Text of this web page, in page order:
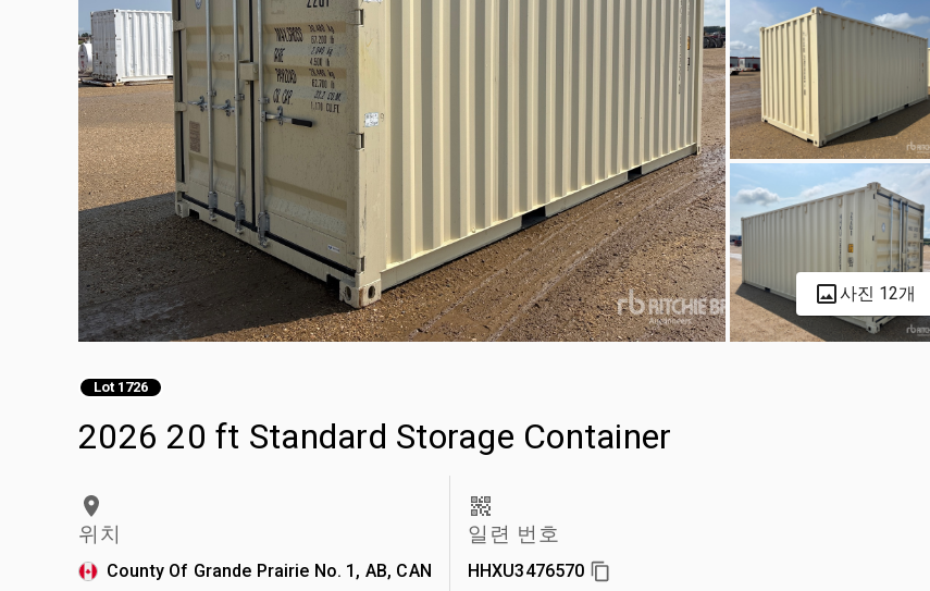
사진 12개
Lot 1726
2026 20 ft Standard Storage Container
위치
County Of Grande Prairie No. 1, AB, CAN
일련 번호
HHXU3476570